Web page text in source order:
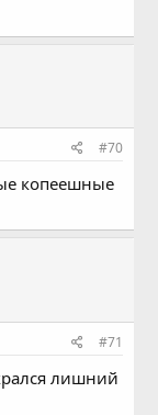
#70
копеешные
#71
лишний